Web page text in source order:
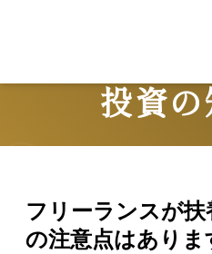
投資
フリーランスが
の注意点はありま